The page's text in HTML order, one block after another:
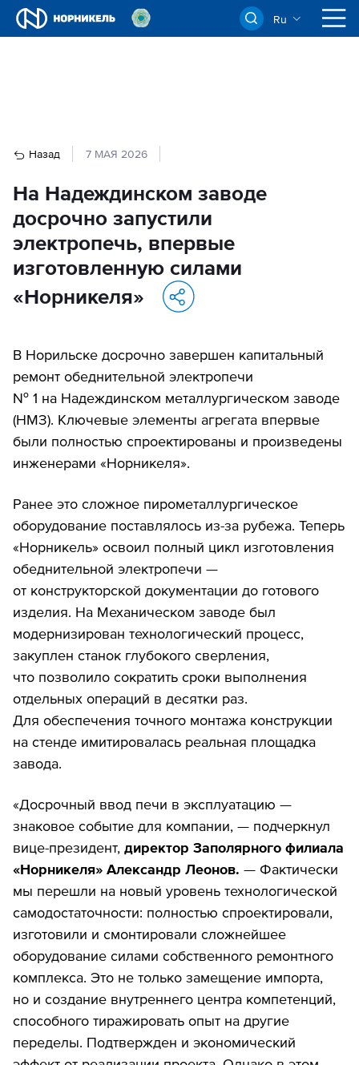
Ru
Назад 7 МАЯ 2026
На Надеждинском заводе
досрочно запустили
электропечь, впервые
изготовленную силами
«Норникеля»
В Норильске досрочно завершен капитальный
ремонт обеднительной электропечи
№ 1 на Надеждинском металлургическом заводе
(НМЗ). Ключевые элементы агрегата впервые
были полностью спроектированы и произведены
инженерами «Норникеля».
Ранее это сложное пирометаллургическое
оборудование поставлялось из-за рубежа. Теперь
«Норникель» освоил полный цикл изготовления
обеднительной электропечи —
от конструкторской документации до готового
изделия. На Механическом заводе был
модернизирован технологический процесс,
закуплен станок глубокого сверления,
что позволило сократить сроки выполнения
отдельных операций в десятки раз.
Для обеспечения точного монтажа конструкции
на стенде имитировалась реальная площадка
завода.
«Досрочный ввод печи в эксплуатацию —
знаковое событие для компании, — подчеркнул
вице-президент,директор Заполярного филиала
«Норникеля» Александр Леонов. — Фактически
мы перешли на новый уровень технологической
самодостаточности: полностью спроектировали,
изготовили и смонтировали сложнейшее
оборудование силами собственного ремонтного
комплекса. Это не только замещение импорта,
но и создание внутреннего центра компетенций,
способного тиражировать опыт на другие
переделы. Подтвержден и экономический